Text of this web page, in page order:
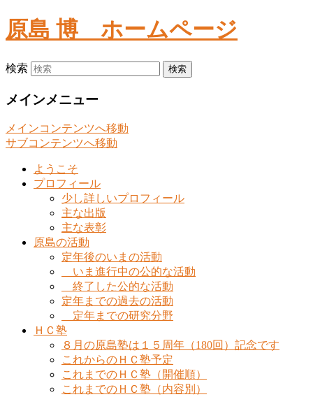
原島 博 ホームページ
検索
メインメニュー
メインコンテンツへ移動
サブコンテンツへ移動
ようこそ
プロフィール
少し詳しいプロフィール
主な出版
主な表彰
原島の活動
定年後のいまの活動
いま進行中の公的な活動
終了した公的な活動
定年までの過去の活動
定年までの研究分野
ＨＣ塾
８月の原島塾は１５周年（180回）記念です
これからのＨＣ塾予定
これまでのＨＣ塾（開催順）
これまでのＨＣ塾（内容別）